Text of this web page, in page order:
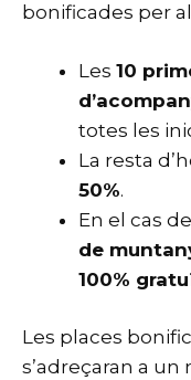
bonificades per
Les 10
totes les
La resta
50%.
En el cas
de
100%
Les places
s’adreçaran a un